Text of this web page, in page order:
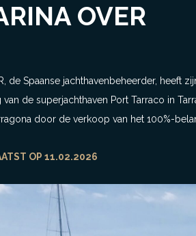
OVER
de Spaanse jachthavenbeheerder, heeft
van de superjachthaven Port Tarraco in
door de verkoop van het 100%-
OP 11.02.2026